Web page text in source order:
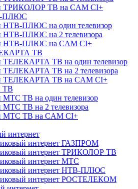
ТРИКОЛОР ТВ на CAM CI+
ПЛЮС
НТВ-ПЛЮС на один телевизор
НТВ-ПЛЮС на 2 телевизора
НТВ-ПЛЮС на CAM CI+
ТВ
ТЕЛЕКАРТА ТВ на один телевизор
ТЕЛЕКАРТА ТВ на 2 телевизора
ТЕЛЕКАРТА ТВ на CAM CI+
ТВ
МТС ТВ на один телевизор
ТВ на 2 телевизора
МТС ТВ на CAM CI+
интернет
интернет ГАЗПРОМ
интернет ТРИКОЛОР ТВ
интернет МТС
интернет НТВ-ПЛЮС
интернет РОСТЕЛЕКОМ